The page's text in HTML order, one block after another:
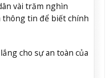
vài trăm nghìn
thông tin để biết chính
cho sự an toàn của